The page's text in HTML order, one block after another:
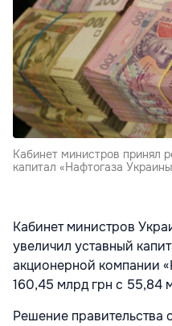
Кабинет министров принял
капитал «Нафтогаза
Кабинет министров
увеличил уставный
акционерной компании
160,45 млрд грн с 55,84
Решение правительства